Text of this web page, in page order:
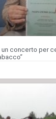
un concerto per